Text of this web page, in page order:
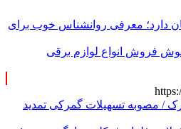
دارد؛ معرفی روانشناس خوب برای
فروش انواع لوازم برقی
/ مصوبه تسهیلات گمرکی تمدید